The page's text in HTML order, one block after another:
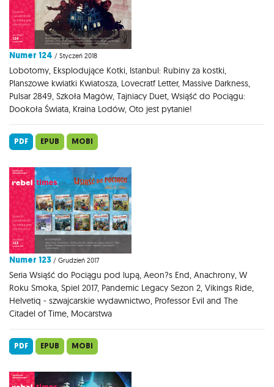
Numer 124 / Styczeń 2018
Lobotomy, Eksplodujące Kotki, Istanbul: Rubiny za kostki,
Planszowe kwiatki Kwiatosza, Lovecratf Letter, Massive Darkness,
Pulsar 2849, Szkoła Magów, Tajniacy Duet, Wsiąść do Pociągu:
Dookoła Świata, Kraina Lodów, Oto jest pytanie!
PDF EPUB MOBI
Numer 123 / Grudzień 2017
Seria Wsiąść do Pociągu pod lupą, Aeon?s End, Anachrony, W
Roku Smoka, Spiel 2017, Pandemic Legacy Sezon 2, Vikings Ride,
Helvetiq - szwajcarskie wydawnictwo, Professor Evil and The
Citadel of Time, Mocarstwa
PDF EPUB MOBI